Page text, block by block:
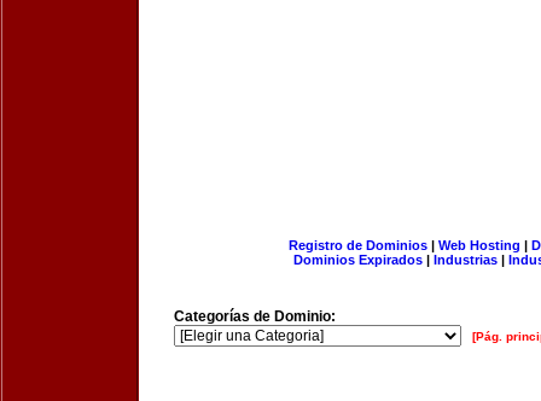
Registro de Dominios| Web Hosting |
Dominios Expirados | Industrias |
Categorías de Dominio:
[Pág.